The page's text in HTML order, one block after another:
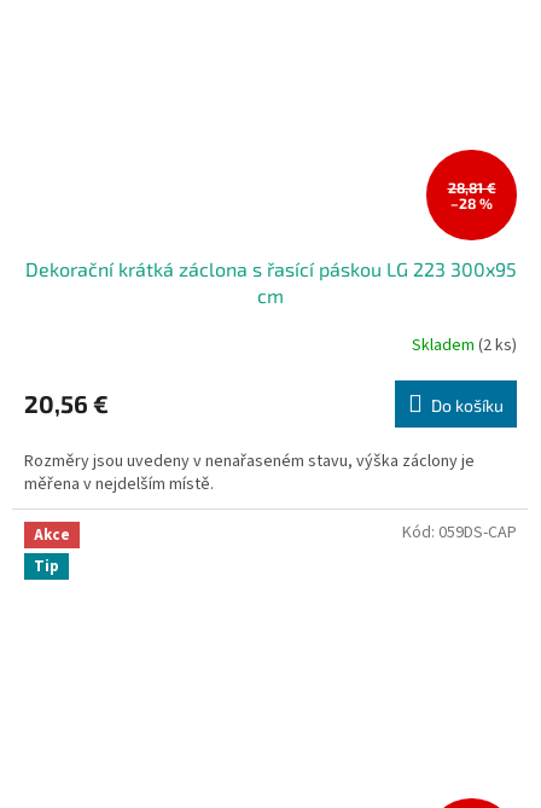
28,81 €
–28 %
Dekorační krátká záclona s řasící páskou LG 223 300x95
cm
Skladem (2 ks)
20,56 € Do košíku
Rozměry jsou uvedeny v nenařaseném stavu, výška záclony je
měřena v nejdelším místě.
Akce
Tip
Kód: 059DS-CAP